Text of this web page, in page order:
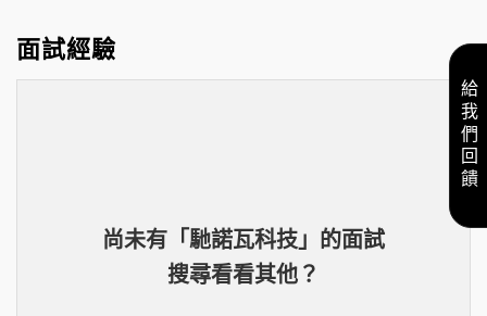
面試經驗
尚未有「馳諾瓦科技」的面試
搜尋看看其他？
給我們回饋